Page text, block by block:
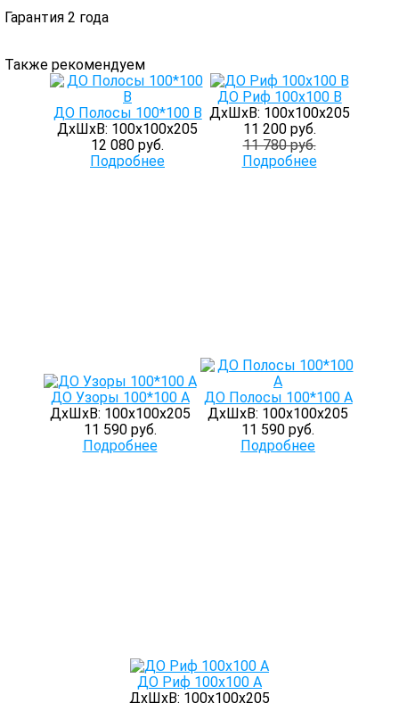
Гарантия 2 года
Также рекомендуем
ДО Полосы 100*100 В
ДхШхВ: 100х100х205
12 080 руб.
Подробнее
ДО Риф 100х100 В
ДхШхВ: 100х100х205
11 200 руб.
11 780 руб.
Подробнее
ДО Узоры 100*100 А
ДхШхВ: 100х100х205
11 590 руб.
Подробнее
ДО Полосы 100*100 А
ДхШхВ: 100х100х205
11 590 руб.
Подробнее
ДО Риф 100х100 А
ДхШхВ: 100х100х205